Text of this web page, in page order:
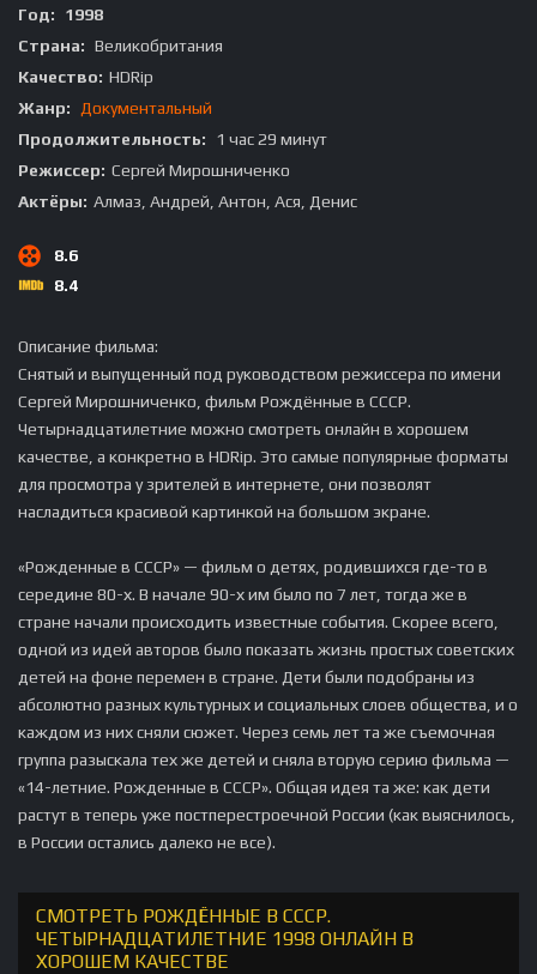
Год:
1998
Страна: Великобритания
Качество: HDRip
Жанр:
Документальный
Продолжительность:
1 час 29 минут
Режиссер: Сергей Мирошниченко
Актёры: Алмаз, Андрей, Антон, Ася, Денис
8.6
8.4
Описание фильма:
Снятый и выпущенный под руководством режиссера по имени
Сергей Мирошниченко, фильм Рождённые в СССР.
Четырнадцатилетние можно смотреть онлайн в хорошем
качестве, а конкретно в HDRip. Это самые популярные форматы
для просмотра у зрителей в интернете, они позволят
насладиться красивой картинкой на большом экране.
«Рожденные в СССР» — фильм о детях, родившихся где-то в
середине 80-х. В начале 90-х им было по 7 лет, тогда же в
стране начали происходить известные события. Скорее всего,
одной из идей авторов было показать жизнь простых советских
детей на фоне перемен в стране. Дети были подобраны из
абсолютно разных культурных и социальных слоев общества, и о
каждом из них сняли сюжет. Через семь лет та же съемочная
группа разыскала тех же детей и сняла вторую серию фильма —
«14-летние. Рожденные в СССР». Общая идея та же: как дети
растут в теперь уже постперестроечной России (как выяснилось,
в России остались далеко не все).
СМОТРЕТЬ РОЖДЁННЫЕ В СССР.
ЧЕТЫРНАДЦАТИЛЕТНИЕ 1998 ОНЛАЙН В
ХОРОШЕМ КАЧЕСТВЕ